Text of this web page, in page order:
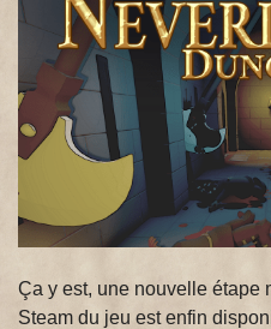
Ça y est, une nouvelle étape
Steam du jeu est enfin